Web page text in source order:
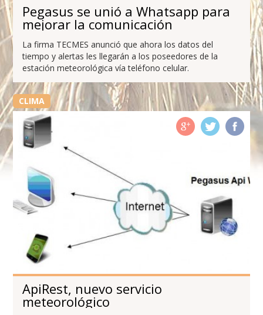
Pegasus se unió a Whatsapp para
mejorar la comunicación
La firma TECMES anunció que ahora los datos del
tiempo y alertas les llegarán a los poseedores de la
estación meteorológica vía teléfono celular.
CLIMA
ApiRest, nuevo servicio
meteorológico